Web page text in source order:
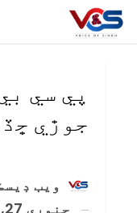
پي سي
جوڙي
ويب
جنوری 27, 2024